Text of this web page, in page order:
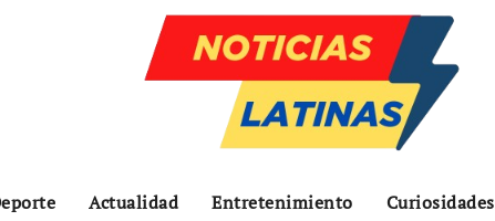
Actualidad Entretenimiento Curiosidades